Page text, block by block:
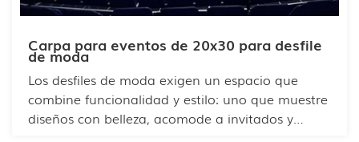
Carpa para eventos de 20x30 para desfile
de moda
Los desfiles de moda exigen un espacio que
combine funcionalidad y estilo: uno que muestre
diseños con belleza, acomode a invitados y